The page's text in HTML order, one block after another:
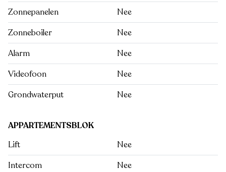
Zonnepanelen
Nee
Zonneboiler
Nee
Alarm
Nee
Videofoon
Nee
Grondwaterput
Nee
APPARTEMENTSBLOK
Lift
Nee
Intercom
Nee